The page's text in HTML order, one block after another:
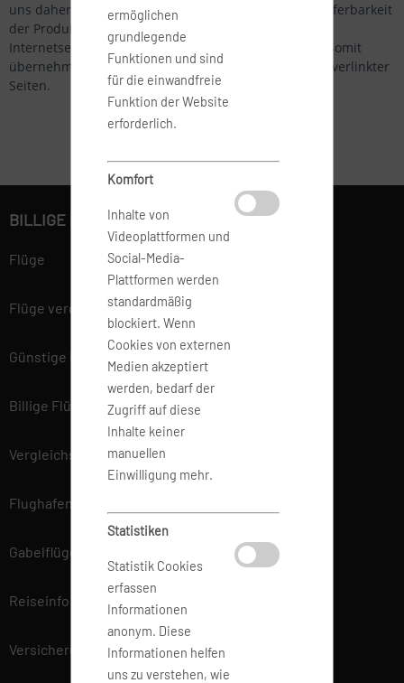
uns daher zu dem Stand, technischen Details und Lieferbarkeit
der Produkte und Dienstleistungen. Links auf andere
Internetseiten werden nicht permanent kontrolliert. Somit
übernehmen wir keine Verantwortung für den Inhalt verlinkter
Seiten.
ermöglichen
grundlegende
Funktionen und sind
für die einwandfreie
Funktion der Website
erforderlich.
Komfort
Inhalte von
Videoplattformen und
Social-Media-
Plattformen werden
standardmäßig
blockiert. Wenn
Cookies von externen
Medien akzeptiert
werden, bedarf der
Zugriff auf diese
Inhalte keiner
manuellen
Einwilligung mehr.
Statistiken
Statistik Cookies
erfassen
Informationen
anonym. Diese
Informationen helfen
uns zu verstehen, wie
BILLIGE FLÜGE BUCHEN
Flüge
Flüge vergleichen
Günstige Flüge
Billige Flüge
Vergleichsportal
Flughafen Informationen
Gabelflüge
Reiseinfo
Versicherung